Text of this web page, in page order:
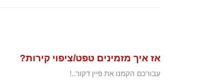
אז איך מזמינים טפט/ציפוי קירות?
עבורכם הקמנו את פיין דקור..!